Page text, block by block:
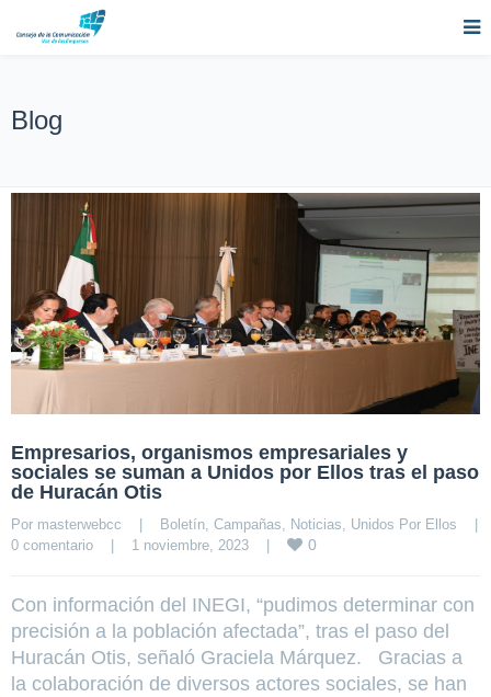
Blog
Empresarios, organismos empresariales y
sociales se suman a Unidos por Ellos tras el paso
de Huracán Otis
Por masterwebcc | Boletín Campañas Noticias Unidos Por Ellos
|
0 comentario
| 1 noviembre, 2023 | 0
Con información del INEGI, “pudimos determinar con
precisión a la población afectada”, tras el paso del
Huracán Otis, señaló Graciela Márquez. Gracias a
la colaboración de diversos actores sociales, se han